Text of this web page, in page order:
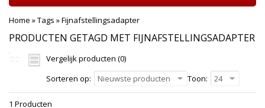
Home »Tags »Fijnafstellingsadapter
PRODUCTEN GETAGD MET FIJNAFSTELLINGSADAPTER
Vergelijk producten (0)
Sorteren op:
Nieuwste producten Toon: 24
1 Producten